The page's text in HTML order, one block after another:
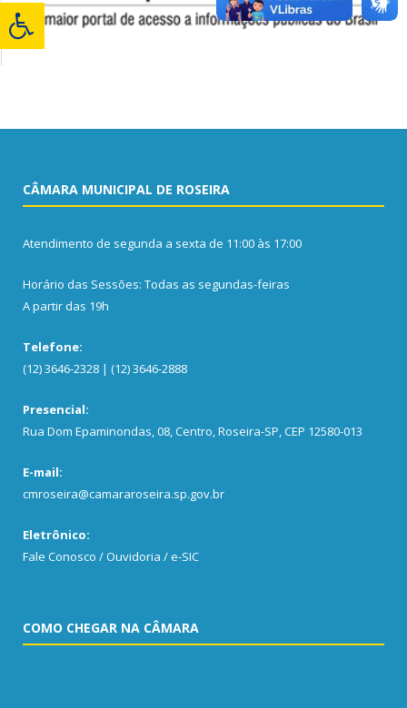
CÂMARA MUNICIPAL DE ROSEIRA
Atendimento de segunda a sexta de 11:00 às 17:00
Horário das Sessões: Todas as segundas-feiras
A partir das 19h
Telefone:
(12) 3646-2328 | (12) 3646-2888
Presencial:
Rua Dom Epaminondas, 08, Centro, Roseira-SP, CEP 12580-013
E-mail:
cmroseira@camararoseira.sp.gov.br
Eletrônico:
Fale Conosco / Ouvidoria / e-SIC
COMO CHEGAR NA CÂMARA